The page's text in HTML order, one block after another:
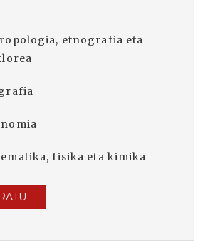
etnografia eta
fisika eta kimika